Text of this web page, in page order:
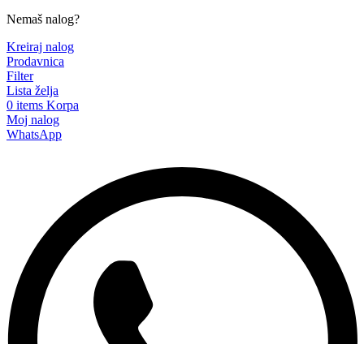
Nemaš nalog?
Kreiraj nalog
Prodavnica
Filter
Lista želja
0 items Korpa
Moj nalog
WhatsApp